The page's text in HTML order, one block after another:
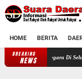
HOME BERITA
BREAKING
NEWS Profesor